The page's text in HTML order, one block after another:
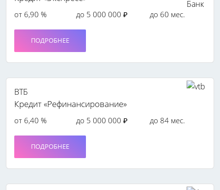
от 6,90 % до 5 000 000 ₽ до 60 мес.
ПОДРОБНЕЕ
ВТБ
Кредит «Рефинансирование»
от 6,40 % до 5 000 000 ₽ до 84 мес.
ПОДРОБНЕЕ